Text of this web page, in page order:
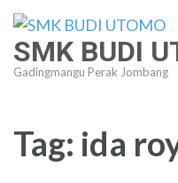
Lompat
konten
(Tekan
SMK BUDI
Gadingmangu Perak Jombang
Tag: ida